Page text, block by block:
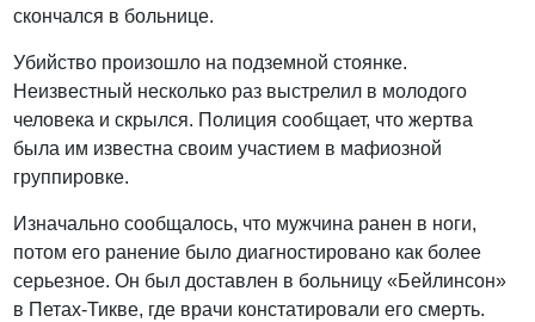
скончался в больнице.
Убийство произошло на подземной стоянке.
Неизвестный несколько раз выстрелил в молодого
человека и скрылся. Полиция сообщает, что жертва
была им известна своим участием в мафиозной
группировке.
Изначально сообщалось, что мужчина ранен в ноги,
потом его ранение было диагностировано как более
серьезное. Он был доставлен в больницу «Бейлинсон»
в Петах-Тикве, где врачи констатировали его смерть.